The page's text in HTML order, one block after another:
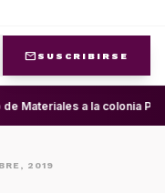
mail SUSCRIBIRSE
Materiales a la colonia
2019